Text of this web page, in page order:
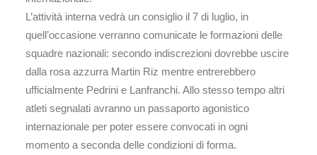
L’attività interna vedrà un consiglio il 7 di luglio, in
quell’occasione verranno comunicate le formazioni delle
squadre nazionali: secondo indiscrezioni dovrebbe uscire
dalla rosa azzurra Martin Riz mentre entrerebbero
ufficialmente Pedrini e Lanfranchi. Allo stesso tempo altri
atleti segnalati avranno un passaporto agonistico
internazionale per poter essere convocati in ogni
momento a seconda delle condizioni di forma.